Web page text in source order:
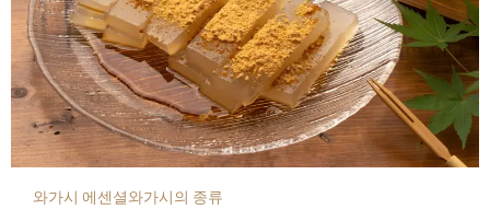
와가시 에센셜와가시의 종류